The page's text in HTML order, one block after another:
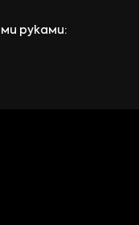
руками: